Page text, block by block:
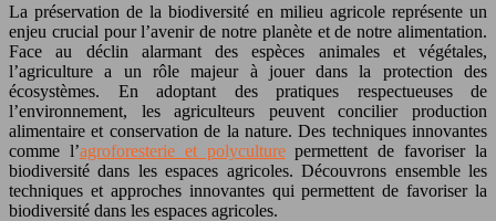
La préservation de la biodiversité en milieu agricole représente un
enjeu crucial pour l’avenir de notre planète et de notre alimentation.
Face au déclin alarmant des espèces animales et végétales,
l’agriculture a un rôle majeur à jouer dans la protection des
écosystèmes. En adoptant des pratiques respectueuses de
l’environnement, les agriculteurs peuvent concilier production
alimentaire et conservation de la nature. Des techniques innovantes
comme l’agroforesterie et polyculturepermettent de favoriser la
biodiversité dans les espaces agricoles. Découvrons ensemble les
techniques et approches innovantes qui permettent de favoriser la
biodiversité dans les espaces agricoles.